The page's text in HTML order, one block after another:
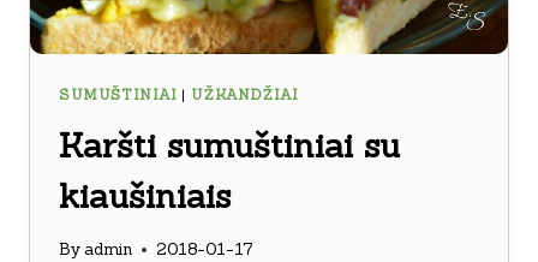
SUMUŠTINIAI | UŽKANDŽIAI
Karšti sumuštiniai su
kiaušiniais
By admin 2018-01-17